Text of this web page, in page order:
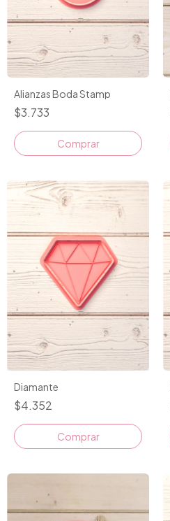
Alianzas Boda Stamp
$3.733
Comprar
Diamante
$4.352
Comprar